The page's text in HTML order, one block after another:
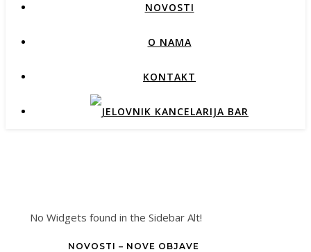
NOVOSTI
O NAMA
KONTAKT
No Widgets found in the Sidebar Alt!
NOVOSTI – NOVE OBJAVE